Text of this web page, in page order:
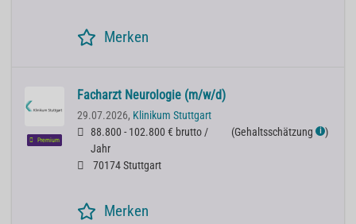
Merken
Premium
Facharzt Neurologie (m/w/d)
29.07.2026, Klinikum Stuttgart
88.800 - 102.800 € brutto /
Jahr
(Gehaltsschätzung ℹ )
70174 Stuttgart
Merken